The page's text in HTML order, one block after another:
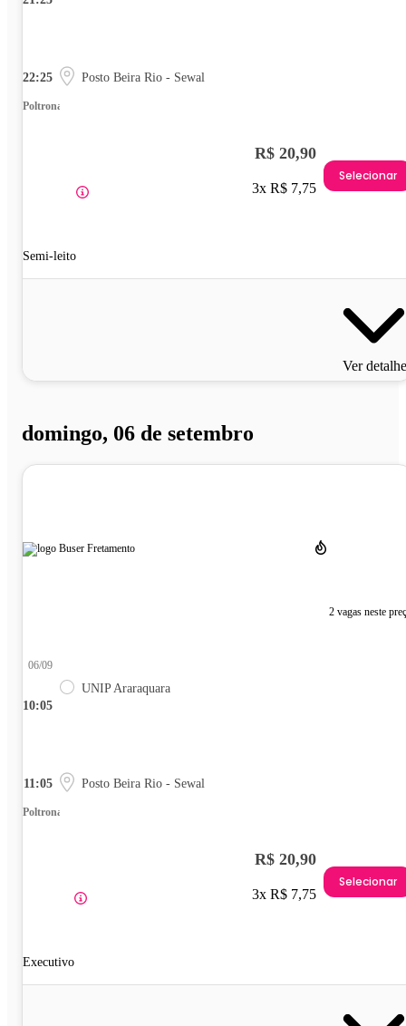
22:25 Posto Beira Rio - Sewal
Poltrona
Semi-leito
R$ 20,90
3x R$ 7,75
Selecionar
Ver
domingo, 06 de setembro
2 vagas neste
10:05
06/09
UNIP Araraquara
11:05 Posto Beira Rio - Sewal
Poltrona
Executivo
R$ 20,90
3x R$ 7,75
Selecionar